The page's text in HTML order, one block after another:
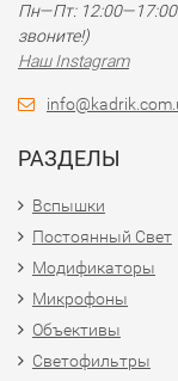
Пн—Пт:
звоните!)
Наш Instagram
РАЗДЕЛЫ
Вспышки
Постоянный Свет
Модификаторы
Микрофоны
Объективы
Светофильтры